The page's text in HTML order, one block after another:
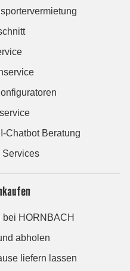
Chatbot Beratung
Services
bei HORNBACH
abholen
liefern lassen